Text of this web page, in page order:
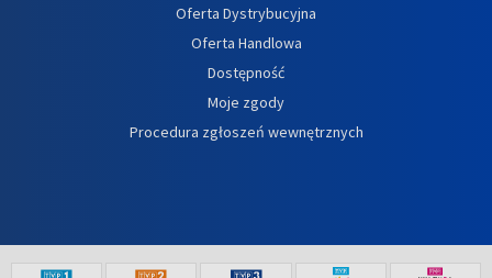
Oferta Dystrybucyjna
Oferta Handlowa
Dostępność
Moje zgody
Procedura zgłoszeń wewnętrznych